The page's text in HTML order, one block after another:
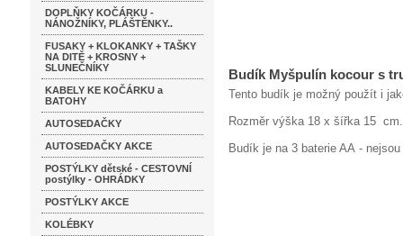
DOPLŇKY KOČÁRKU -
NÁNOŽNÍKY, PLÁŠTĚNKY..
FUSAKY + KLOKANKY + TAŠKY
NA DITĚ + KROSNY +
SLUNEČNÍKY
KABELY KE KOČÁRKU a
BATOHY
AUTOSEDAČKY
AUTOSEDAČKY AKCE
POSTÝLKY dětské - CESTOVNÍ
postýlky - OHRÁDKY
POSTÝLKY AKCE
KOLÉBKY
Budík Myšpulín kocour s
Tento budík je možný použít i
Rozměr výška 18 x šířka 15 cm.
Budík je na 3 baterie AA -